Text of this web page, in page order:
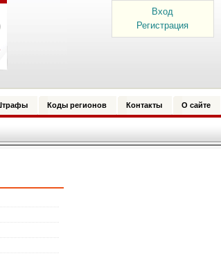
Вход
Регистрация
Коды регионов Контакты О сайте